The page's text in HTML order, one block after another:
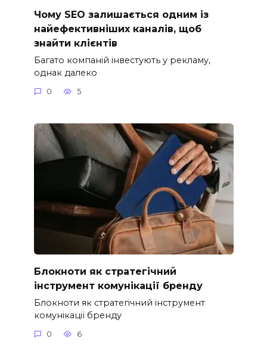
Чому SEO залишається одним із
найефективніших каналів, щоб
знайти клієнтів
Багато компаній інвестують у рекламу,
однак далеко
0 5
Блокноти як стратегічний
інструмент комунікації бренду
Блокноти як стратегічний інструмент
комунікації бренду
0 6